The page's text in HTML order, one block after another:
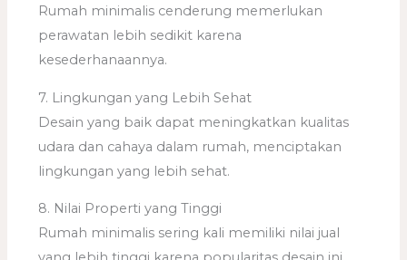
Rumah minimalis cenderung memerlukan
perawatan lebih sedikit karena
kesederhanaannya.
7. Lingkungan yang Lebih Sehat
Desain yang baik dapat meningkatkan kualitas
udara dan cahaya dalam rumah, menciptakan
lingkungan yang lebih sehat.
8. Nilai Properti yang Tinggi
Rumah minimalis sering kali memiliki nilai jual